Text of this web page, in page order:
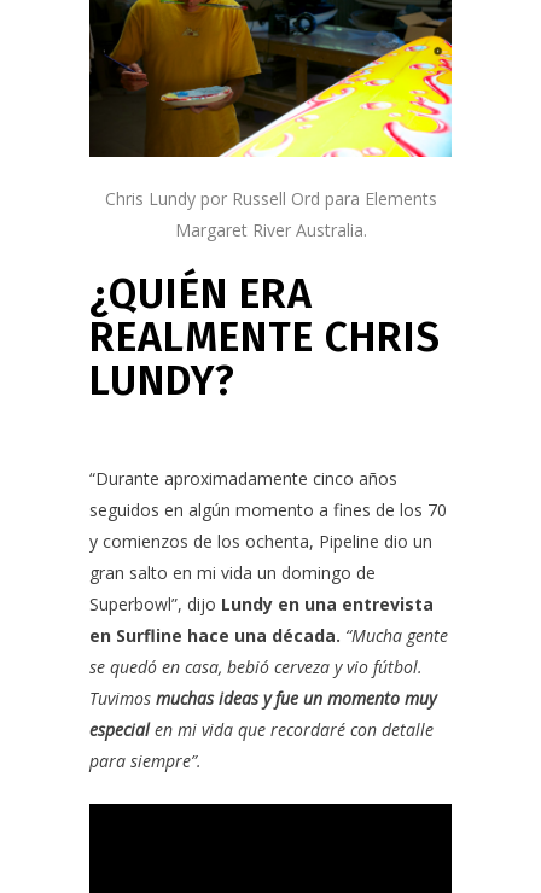
Chris Lundy por Russell Ord para Elements
Margaret River Australia.
¿QUIÉN ERA
REALMENTE CHRIS
LUNDY?
“Durante aproximadamente cinco años
seguidos en algún momento a fines de los 70
y comienzos de los ochenta, Pipeline dio un
gran salto en mi vida un domingo de
Superbowl”, dijo Lundy en una entrevista
en Surfline hace una década. “Mucha gente
se quedó en casa, bebió cerveza y vio fútbol.
Tuvimos muchas ideas y fue un momento muy
especialen mi vida que recordaré con detalle
para siempre”.